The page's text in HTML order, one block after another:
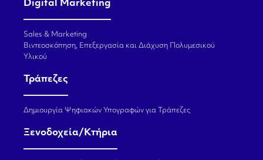
Digital Marketing
Sales & Marketing
Βιντεοσκόπηση, Επεξεργασία και Διάχυση Πολυμεσικού
Υλικού
Τράπεζες
Δημιουργία Ψηφιακών Υπογραφών για Τράπεζες
Ξενοδοχεία/Κτήρια